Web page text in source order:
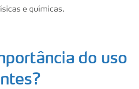
e químicas.
do uso